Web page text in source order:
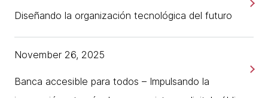
Diseñando la organización tecnológica del futuro
Banca accesible para todos – Impulsando la
November 26, 2025